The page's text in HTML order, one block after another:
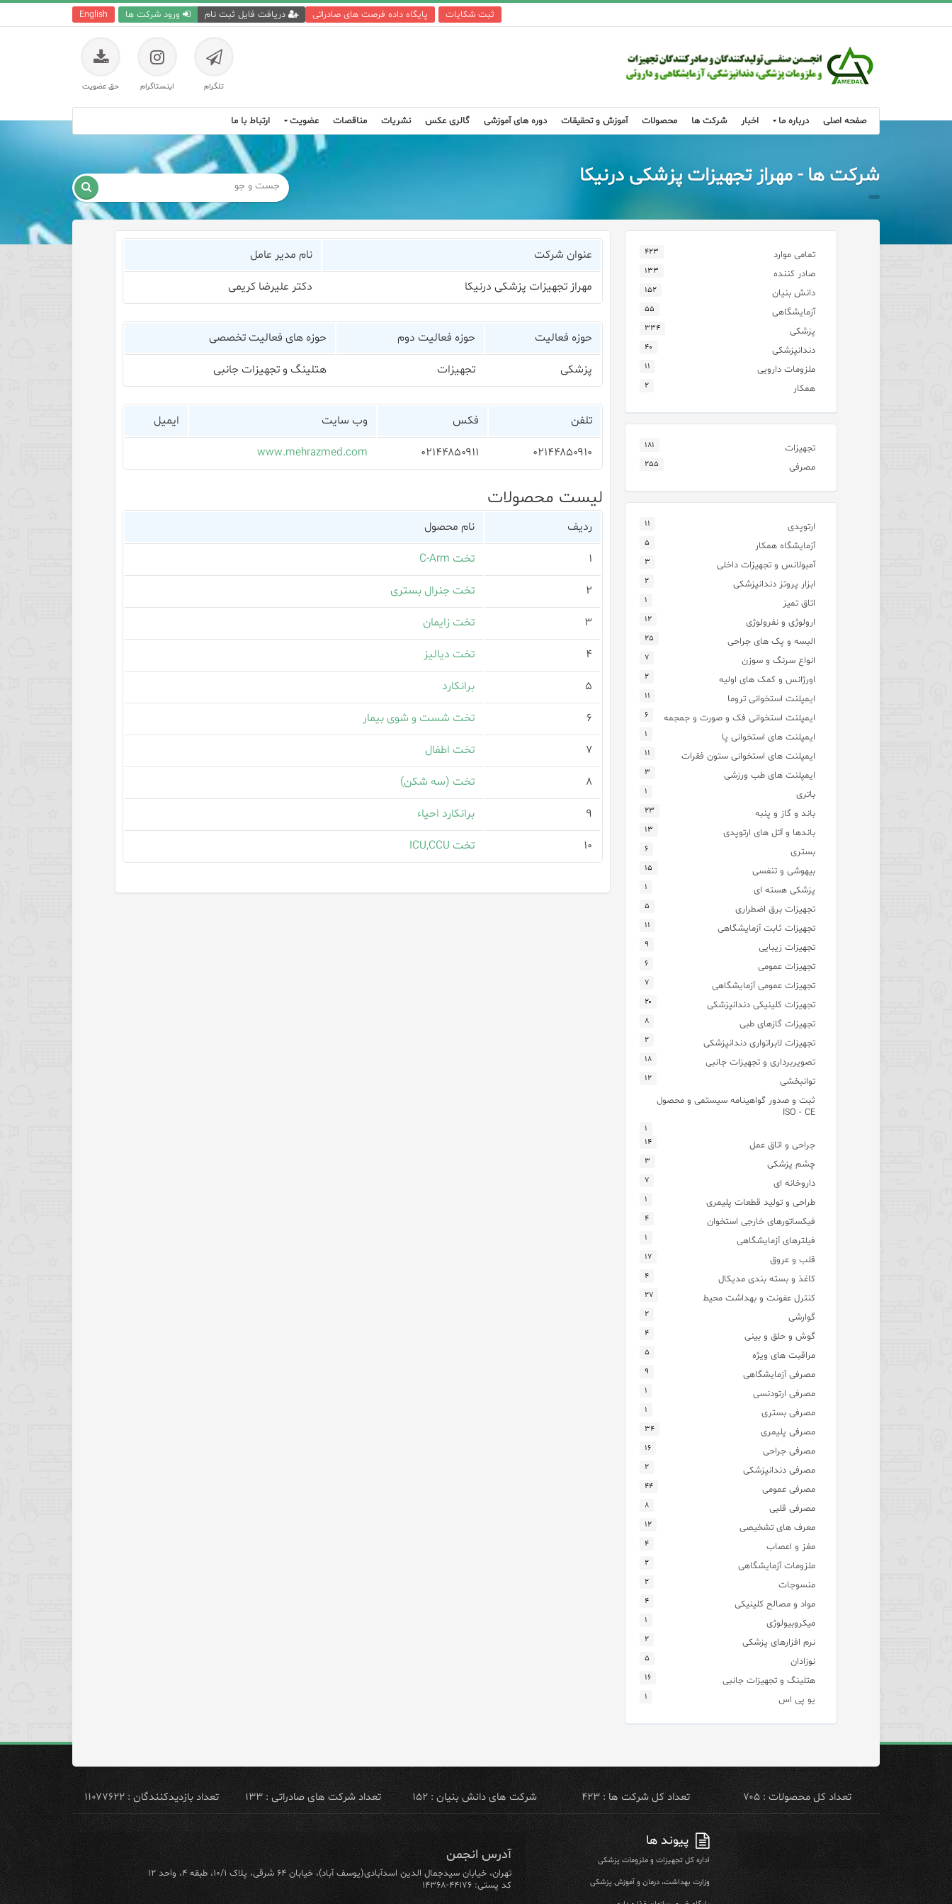
English ورود شرکت ها دریافت فایل ثبت نام پایگاه داده فرصت های صادراتی ثبت شکایات
تلگرام اینستاگرام حق عضویت
صفحه اصلی درباره ما اخبار شرکت ها محصولات آموزش و تحقیقات دوره های آموزشی گالری عکس نشریات مناقصات عضویت ارتباط با ما
شرکت ها - مهراز تجهیزات پزشکی درنیکا 
عنوان شرکت نام مدیر عامل
مهراز تجهیزات پزشکی درنیکا دکتر علیرضا کریمی
حوزه فعالیت حوزه فعالیت دوم حوزه های فعالیت تخصصی
پزشکی تجهیزات هتلینگ و تجهیزات جانبی
تلفن فکس وب سایت ایمیل
۰۲۱۴۴۸۵۰۹۱۰ ۰۲۱۴۴۸۵۰۹۱۱ www.mehrazmed.com
لیست محصولات
ردیف نام محصول
۱ تخت C-Arm
۲ تخت جنرال بستری
۳ تخت زایمان
۴ تخت دیالیز
۵ برانکارد
۶ تخت شست و شوی بیمار
۷ تخت اطفال
۸ تخت (سه شكن)
۹ برانکارد احیاء
۱۰ تخت ICU,CCU
تمامی موارد ۴۲۳
صادر کننده ۱۳۳
دانش بنیان ۱۵۲
آزمایشگاهی ۵۵
پزشکی ۳۳۴
دندانپزشکی ۴۰
ملزومات دارویی ۱۱
همکار ۲
تجهیزات ۱۸۱
مصرفی ۲۵۵
ارتوپدی ۱۱
آزمایشگاه همکار ۵
آمبولانس و تجهیزات داخلی ۳
ابزار پروتز دندانپزشکی ۲
اتاق تمیز ۱
ارولوژی و نفرولوژی ۱۲
البسه و پک های جراحی ۲۵
انواع سرنگ و سوزن ۷
اورژانس و کمک های اولیه ۲
ایمپلنت استخوانی تروما ۱۱
ایمپلنت استخوانی فک و صورت و جمجمه ۶
ایمپلنت های استخوانی پا ۱
ایمپلنت های استخوانی ستون فقرات ۱۱
ایمپلنت های طب ورزشی ۳
باتری ۱
باند و گاز و پنبه ۲۳
باندها و آتل های ارتوپدی ۱۳
بستری ۶
بیهوشی و تنفسی ۱۵
پزشکی هسته ای ۱
تجهیزات برق اضطراری ۵
تجهیزات ثابت آزمایشگاهی ۱۱
تجهیزات زیبایی ۹
تجهیزات عمومی ۶
تجهیزات عمومی آزمایشگاهی ۷
تجهیزات کلینیکی دندانپزشکی ۲۰
تجهیزات گازهای طبی ۸
تجهیزات لابراتواری دندانپزشکی ۲
تصویربرداری و تجهیزات جانبی ۱۸
توانبخشی ۱۲
ثبت و صدور گواهینامه سیستمی و محصول
ISO - CE
۱
جراحی و اتاق عمل ۱۴
چشم پزشکی ۳
داروخانه ای ۷
طراحی و تولید قطعات پلیمری ۱
فیکساتورهای خارجی استخوان ۴
فیلترهای آزمایشگاهی ۱
قلب و عروق ۱۷
کاغذ و بسته بندی مدیکال ۴
کنترل عفونت و بهداشت محیط ۲۷
گوارشی ۲
گوش و حلق و بینی ۴
مراقبت های ویژه ۵
مصرفی آزمایشگاهی ۹
مصرفی ارتودنسی ۱
مصرفی بستری ۱
مصرفی پلیمری ۳۴
مصرفی جراحی ۱۶
مصرفی دندانپزشکی ۲
مصرفی عمومی ۴۴
مصرفی قلبی ۸
معرف های تشخیصی ۱۲
مغز و اعصاب ۴
ملزومات آزمایشگاهی ۲
منسوجات ۲
مواد و مصالح کلینیکی ۴
میکروبیولوژی ۱
نرم افزارهای پزشکی ۲
نوزادان ۵
هتلینگ و تجهیزات جانبی ۱۶
یو پی اس ۱
تعداد کل محصولات : ۷۰۵ تعداد کل شرکت ها : ۴۲۳ شرکت های دانش بنیان : ۱۵۲ تعداد شرکت های صادراتی : ۱۳۳ تعداد بازدیدکنندگان : ۱۱۰۷۷۶۲۲
پیوند ها
اداره کل تجهیزات و ملزومات پزشکی
وزارت بهداشت، درمان و آموزش پزشکی
آدرس انجمن
تهران، خیابان سیدجمال الدین اسدآبادی(یوسف آباد)، خیابان ۶۴ شرقی، پلاک ۱۰/۱، طبقه ۴، واحد ۱۲
کد پستی: ۴۴۱۷۶-۱۴۳۶۸